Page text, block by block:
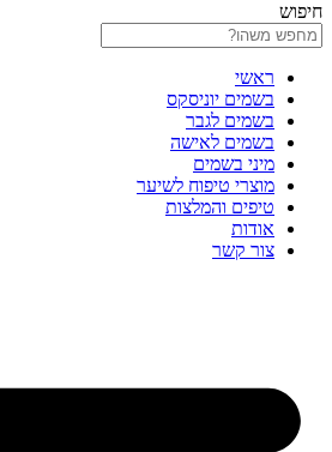
חיפוש
ראשי
בשמים יוניסקס
בשמים לגבר
בשמים לאישה
מיני בשמים
מוצרי טיפוח לשיער
טיפים והמלצות
אודות
צור קשר